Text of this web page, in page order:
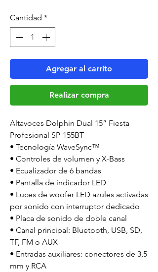
Cantidad *
Agregar al carrito
Realizar compra
Altavoces Dolphin Dual 15” Fiesta
Profesional SP-155BT
• Tecnología WaveSync™
• Controles de volumen y X-Bass
• Ecualizador de 6 bandas
• Pantalla de indicador LED
• Luces de woofer LED azules activadas
por sonido con interruptor dedicado
• Placa de sonido de doble canal
• Canal principal: Bluetooth, USB, SD,
TF, FM o AUX
• Entradas auxiliares: conectores de 3,5
mm y RCA